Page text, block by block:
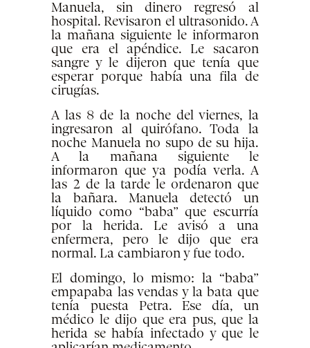
Manuela, sin dinero regresó al
hospital. Revisaron el ultrasonido. A
la mañana siguiente le informaron
que era el apéndice. Le sacaron
sangre y le dijeron que tenía que
esperar porque había una fila de
cirugías.
A las 8 de la noche del viernes, la
ingresaron al quirófano. Toda la
noche Manuela no supo de su hija.
A la mañana siguiente le
informaron que ya podía verla. A
las 2 de la tarde le ordenaron que
la bañara. Manuela detectó un
líquido como “baba” que escurría
por la herida. Le avisó a una
enfermera, pero le dijo que era
normal. La cambiaron y fue todo.
El domingo, lo mismo: la “baba”
empapaba las vendas y la bata que
tenía puesta Petra. Ese día, un
médico le dijo que era pus, que la
herida se había infectado y que le